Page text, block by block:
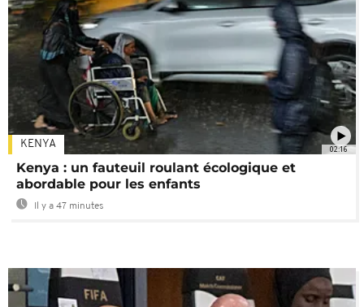
02:16
KENYA
Kenya : un fauteuil roulant écologique et
abordable pour les enfants
Il y a 47 minutes